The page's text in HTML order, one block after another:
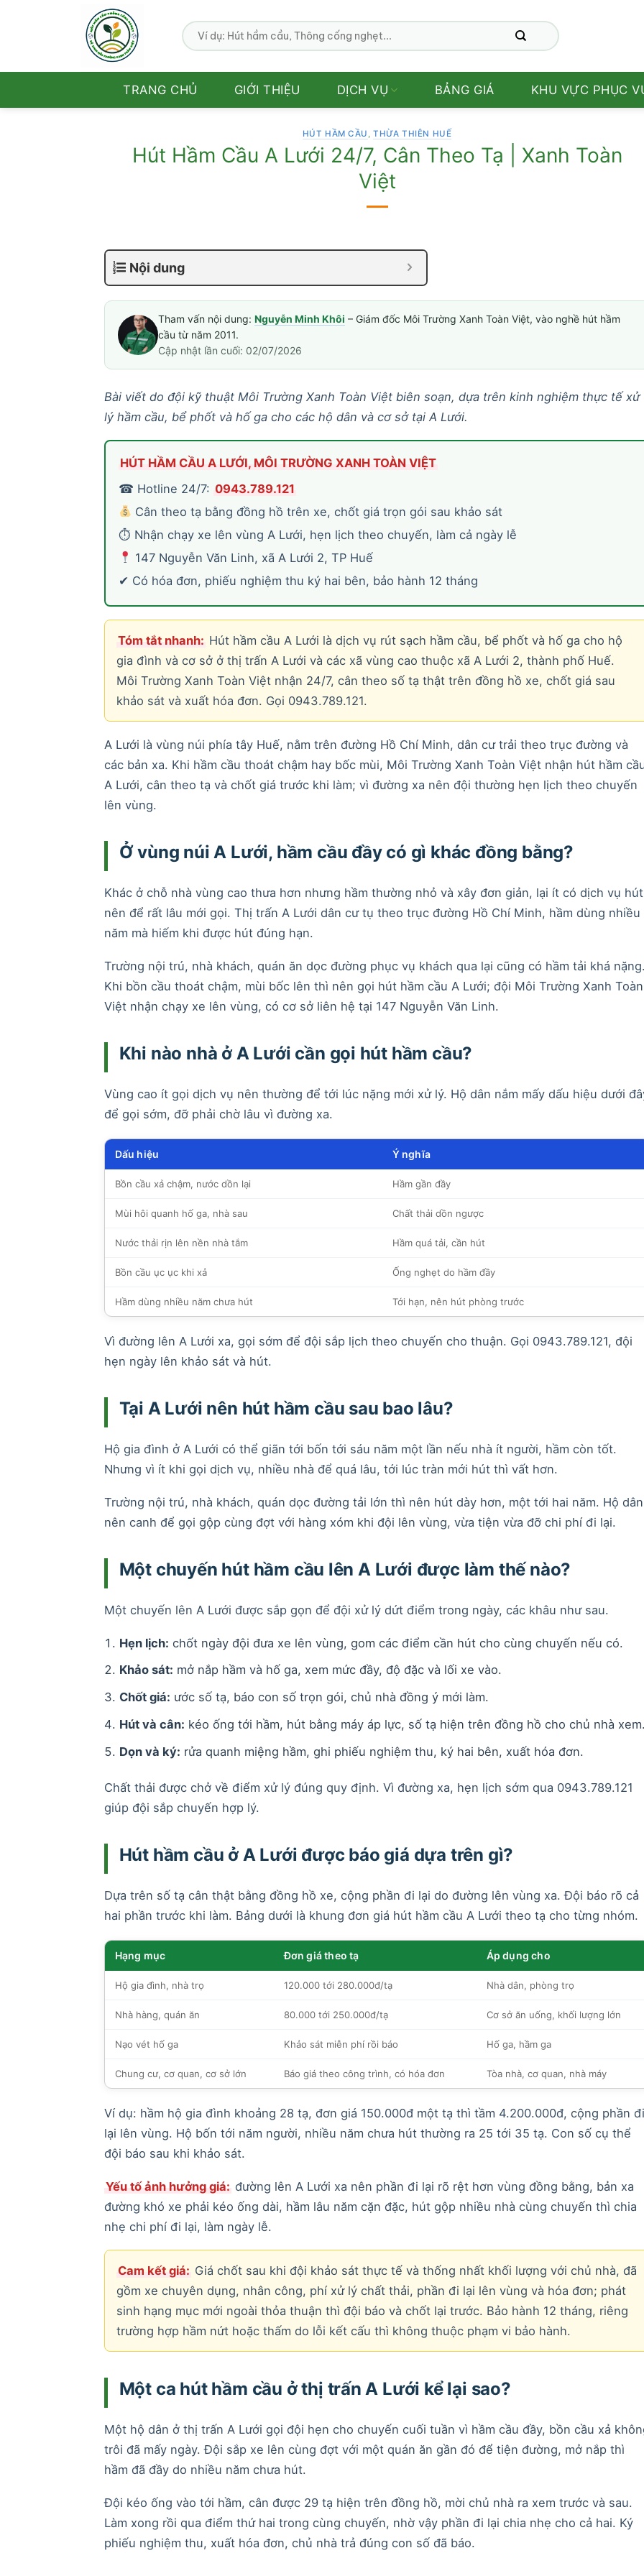
TRANG CHỦ GIỚI THIỆU DỊCH VỤ BẢNG GIÁ KHU VỰC PHỤC
HÚT HẦM CẦU ,THỪA THIÊN HUẾ
Hút Hầm Cầu A Lưới 24/7, Cân Theo Tạ | Xanh Toàn
Việt
Nội dung
Tham vấn nội dung: Nguyễn Minh Khôi – Giám đốc Môi Trường Xanh Toàn Việt, vào nghề hút hầm
cầu từ năm 2011.
Cập nhật lần cuối: 02/07/2026
Bài viết do đội kỹ thuật Môi Trường Xanh Toàn Việt biên soạn, dựa trên kinh nghiệm thực tế xử
lý hầm cầu, bể phốt và hố ga cho các hộ dân và cơ sở tại A Lưới.
HÚT HẦM CẦU A LƯỚI, MÔI TRƯỜNG XANH TOÀN VIỆT
☎ Hotline 24/7: 0943.789.121
Cân theo tạ bằng đồng hồ trên xe, chốt giá trọn gói sau khảo sát
⏱ Nhận chạy xe lên vùng A Lưới, hẹn lịch theo chuyến, làm cả ngày lễ
147 Nguyễn Văn Linh, xã A Lưới 2, TP Huế
✔ Có hóa đơn, phiếu nghiệm thu ký hai bên, bảo hành 12 tháng
Tóm tắt nhanh: Hút hầm cầu A Lưới là dịch vụ rút sạch hầm cầu, bể phốt và hố ga cho hộ
gia đình và cơ sở ở thị trấn A Lưới và các xã vùng cao thuộc xã A Lưới 2, thành phố Huế.
Môi Trường Xanh Toàn Việt nhận 24/7, cân theo số tạ thật trên đồng hồ xe, chốt giá sau
khảo sát và xuất hóa đơn. Gọi 0943.789.121.
A Lưới là vùng núi phía tây Huế, nằm trên đường Hồ Chí Minh, dân cư trải theo trục đường và
các bản xa. Khi hầm cầu thoát chậm hay bốc mùi, Môi Trường Xanh Toàn Việt nhận hút hầm
A Lưới, cân theo tạ và chốt giá trước khi làm; vì đường xa nên đội thường hẹn lịch theo chuyến
lên vùng.
Ở vùng núi A Lưới, hầm cầu đầy có gì khác đồng bằng?
Khác ở chỗ nhà vùng cao thưa hơn nhưng hầm thường nhỏ và xây đơn giản, lại ít có dịch vụ hút
nên để rất lâu mới gọi. Thị trấn A Lưới dân cư tụ theo trục đường Hồ Chí Minh, hầm dùng nhiều
năm mà hiếm khi được hút đúng hạn.
Trường nội trú, nhà khách, quán ăn dọc đường phục vụ khách qua lại cũng có hầm tải khá
Khi bồn cầu thoát chậm, mùi bốc lên thì nên gọi hút hầm cầu A Lưới; đội Môi Trường Xanh Toàn
Việt nhận chạy xe lên vùng, có cơ sở liên hệ tại 147 Nguyễn Văn Linh.
Khi nào nhà ở A Lưới cần gọi hút hầm cầu?
Vùng cao ít gọi dịch vụ nên thường để tới lúc nặng mới xử lý. Hộ dân nắm mấy dấu hiệu dưới
để gọi sớm, đỡ phải chờ lâu vì đường xa.
Dấu hiệu Ý nghĩa
Bồn cầu xả chậm, nước dồn lại Hầm gần đầy
Mùi hôi quanh hố ga, nhà sau Chất thải dồn ngược
Nước thải rịn lên nền nhà tắm Hầm quá tải, cần hút
Bồn cầu ục ục khi xả Ống nghẹt do hầm đầy
Hầm dùng nhiều năm chưa hút Tới hạn, nên hút phòng trước
Vì đường lên A Lưới xa, gọi sớm để đội sắp lịch theo chuyến cho thuận. Gọi 0943.789.121, đội
hẹn ngày lên khảo sát và hút.
Tại A Lưới nên hút hầm cầu sau bao lâu?
Hộ gia đình ở A Lưới có thể giãn tới bốn tới sáu năm một lần nếu nhà ít người, hầm còn tốt.
Nhưng vì ít khi gọi dịch vụ, nhiều nhà để quá lâu, tới lúc tràn mới hút thì vất hơn.
Trường nội trú, nhà khách, quán dọc đường tải lớn thì nên hút dày hơn, một tới hai năm. Hộ dân
nên canh để gọi gộp cùng đợt với hàng xóm khi đội lên vùng, vừa tiện vừa đỡ chi phí đi lại.
Một chuyến hút hầm cầu lên A Lưới được làm thế nào?
Một chuyến lên A Lưới được sắp gọn để đội xử lý dứt điểm trong ngày, các khâu như sau.
Hẹn lịch: chốt ngày đội đưa xe lên vùng, gom các điểm cần hút cho cùng chuyến nếu có.
Khảo sát: mở nắp hầm và hố ga, xem mức đầy, độ đặc và lối xe vào.
Chốt giá: ước số tạ, báo con số trọn gói, chủ nhà đồng ý mới làm.
Hút và cân: kéo ống tới hầm, hút bằng máy áp lực, số tạ hiện trên đồng hồ cho chủ nhà
Dọn và ký: rửa quanh miệng hầm, ghi phiếu nghiệm thu, ký hai bên, xuất hóa đơn.
Chất thải được chở về điểm xử lý đúng quy định. Vì đường xa, hẹn lịch sớm qua 0943.789.121
giúp đội sắp chuyến hợp lý.
Hút hầm cầu ở A Lưới được báo giá dựa trên gì?
Dựa trên số tạ cân thật bằng đồng hồ xe, cộng phần đi lại do đường lên vùng xa. Đội báo rõ cả
hai phần trước khi làm. Bảng dưới là khung đơn giá hút hầm cầu A Lưới theo tạ cho từng nhóm.
Hạng mục Đơn giá theo tạ Áp dụng cho
Hộ gia đình, nhà trọ 120.000 tới 280.000đ/tạ Nhà dân, phòng trọ
Nhà hàng, quán ăn 80.000 tới 250.000đ/tạ Cơ sở ăn uống, khối lượng lớn
Nạo vét hố ga Khảo sát miễn phí rồi báo Hố ga, hầm ga
Chung cư, cơ quan, cơ sở lớn Báo giá theo công trình, có hóa đơn Tòa nhà, cơ quan, nhà máy
Ví dụ: hầm hộ gia đình khoảng 28 tạ, đơn giá 150.000đ một tạ thì tầm 4.200.000đ, cộng phần đi
lại lên vùng. Hộ bốn tới năm người, nhiều năm chưa hút thường ra 25 tới 35 tạ. Con số cụ thể
đội báo sau khi khảo sát.
Yếu tố ảnh hưởng giá: đường lên A Lưới xa nên phần đi lại rõ rệt hơn vùng đồng bằng, bản xa
đường khó xe phải kéo ống dài, hầm lâu năm cặn đặc, hút gộp nhiều nhà cùng chuyến thì chia
nhẹ chi phí đi lại, làm ngày lễ.
Cam kết giá: Giá chốt sau khi đội khảo sát thực tế và thống nhất khối lượng với chủ nhà, đã
gồm xe chuyên dụng, nhân công, phí xử lý chất thải, phần đi lại lên vùng và hóa đơn; phát
sinh hạng mục mới ngoài thỏa thuận thì đội báo và chốt lại trước. Bảo hành 12 tháng, riêng
trường hợp hầm nứt hoặc thấm do lỗi kết cấu thì không thuộc phạm vi bảo hành.
Một ca hút hầm cầu ở thị trấn A Lưới kể lại sao?
Một hộ dân ở thị trấn A Lưới gọi đội hẹn cho chuyến cuối tuần vì hầm cầu đầy, bồn cầu xả
trôi đã mấy ngày. Đội sắp xe lên cùng đợt với một quán ăn gần đó để tiện đường, mở nắp thì
hầm đã đầy do nhiều năm chưa hút.
Đội kéo ống vào tới hầm, cân được 29 tạ hiện trên đồng hồ, mời chủ nhà ra xem trước và sau.
Làm xong rồi qua điểm thứ hai trong cùng chuyến, nhờ vậy phần đi lại chia nhẹ cho cả hai. Ký
phiếu nghiệm thu, xuất hóa đơn, chủ nhà trả đúng con số đã báo.